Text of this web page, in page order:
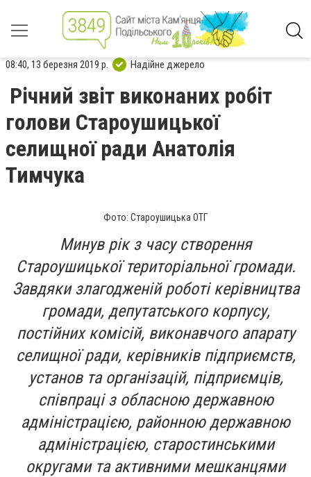
08:40, 13 березня 2019 р. Надійне джерело
Річний звіт виконаних робіт
голови Староушицької
селищної ради Анатолія
Тимчука
Фото: Староушицька ОТГ
Минув рік з часу створення
Староушицької територіальної громади.
Завдяки злагодженій роботі керівництва
громади, депутатського корпусу,
постійних комісій, виконавчого апарату
селищної ради, керівників підприємств,
установ та організацій, підприємців,
співпраці з обласною державною
адміністрацією, районною державною
адміністрацією, старостинськими
округами та активними мешканцями